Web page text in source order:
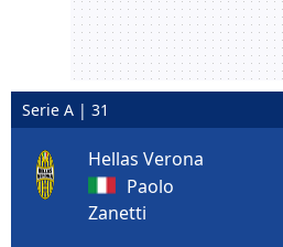
Serie A | 31
Hellas Verona
Paolo
Zanetti